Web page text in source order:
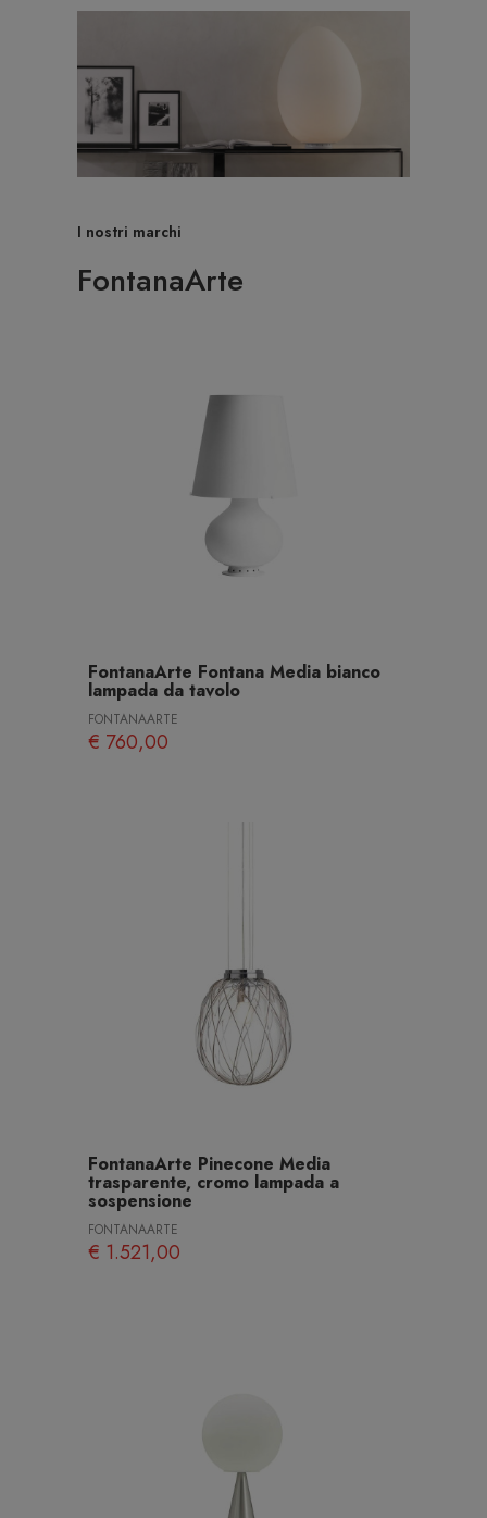
I nostri marchi
FontanaArte
FontanaArte Fontana Media bianco
lampada da tavolo
FONTANAARTE
€ 760,00
FontanaArte Pinecone Media
trasparente, cromo lampada a
sospensione
FONTANAARTE
€ 1.521,00